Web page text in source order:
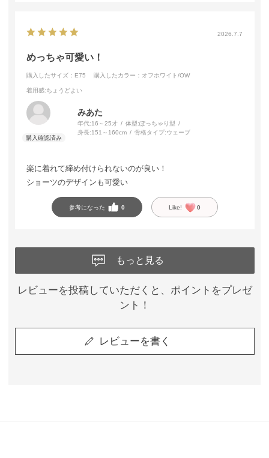
2026.7.7
めっちゃ可愛い！
購入したサイズ：E75 購入したカラー：オフホワイト/OW
着用感:ちょうどよい
みあた
年代:16～25才 体型:ぽっちゃり型
身長:151～160cm 骨格タイプ:ウェーブ
楽に着れて締め付けられないのが良い！
ショーツのデザインも可愛い
参考になった 0 Like! 0
もっと見る
レビューを投稿していただくと、ポイントをプレゼ
ント！
レビューを書く